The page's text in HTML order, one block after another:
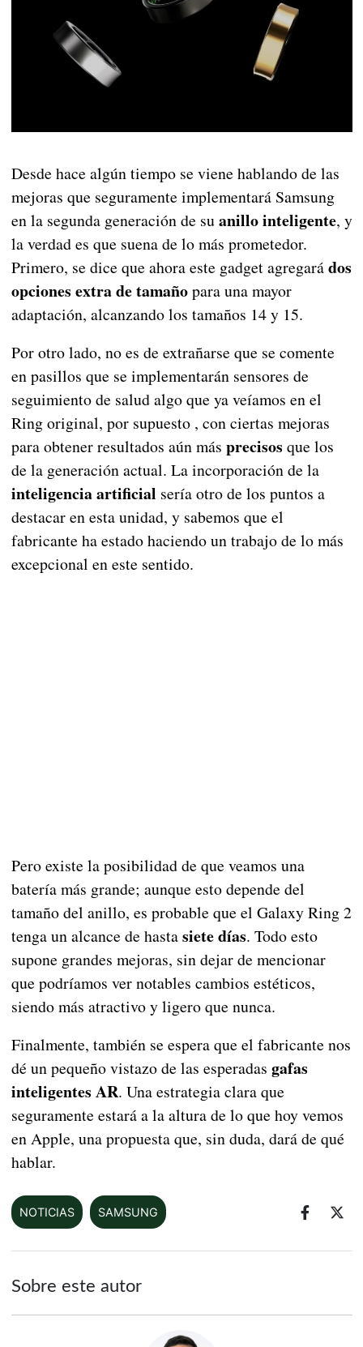
Desde hace algún tiempo se viene hablando de las
mejoras que seguramente implementará Samsung
en la segunda generación de suanillo inteligente, y
la verdad es que suena de lo más prometedor.
Primero, se dice que ahora este gadget agregarádos
opciones extra de tamañopara una mayor
adaptación, alcanzando los tamaños 14 y 15.
Por otro lado, no es de extrañarse que se comente
en pasillos que se implementarán sensores de
seguimiento de salud algo que ya veíamos en el
Ring original, por supuesto , con ciertas mejoras
para obtener resultados aún más precisos que los
de la generación actual. La incorporación de la
inteligencia artificial sería otro de los puntos a
destacar en esta unidad, y sabemos que el
fabricante ha estado haciendo un trabajo de lo más
excepcional en este sentido.
Pero existe la posibilidad de que veamos una
batería más grande; aunque esto depende del
tamaño del anillo, es probable que el Galaxy Ring 2
tenga un alcance de hastasiete días. Todo esto
supone grandes mejoras, sin dejar de mencionar
que podríamos ver notables cambios estéticos,
siendo más atractivo y ligero que nunca.
Finalmente, también se espera que el fabricante nos
dé un pequeño vistazo de las esperadas gafas
inteligentes AR. Una estrategia clara que
seguramente estará a la altura de lo que hoy vemos
en Apple, una propuesta que, sin duda, dará de qué
hablar.
NOTICIAS SAMSUNG
Sobre este autor